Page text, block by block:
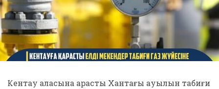
Кентау қаласына қарасты Хантағы ауылын табиғи